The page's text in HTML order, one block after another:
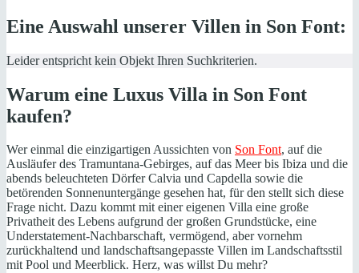
Eine Auswahl unserer Villen in Son Font:
Leider entspricht kein Objekt Ihren Suchkriterien.
Warum eine Luxus Villa in Son Font
kaufen?
Wer einmal die einzigartigen Aussichten von Son Font, auf die
Ausläufer des Tramuntana-Gebirges, auf das Meer bis Ibiza und die
abends beleuchteten Dörfer Calvia und Capdella sowie die
betörenden Sonnenuntergänge gesehen hat, für den stellt sich diese
Frage nicht. Dazu kommt mit einer eigenen Villa eine große
Privatheit des Lebens aufgrund der großen Grundstücke, eine
Understatement-Nachbarschaft, vermögend, aber vornehm
zurückhaltend und landschaftsangepasste Villen im Landschaftsstil
mit Pool und Meerblick. Herz, was willst Du mehr?